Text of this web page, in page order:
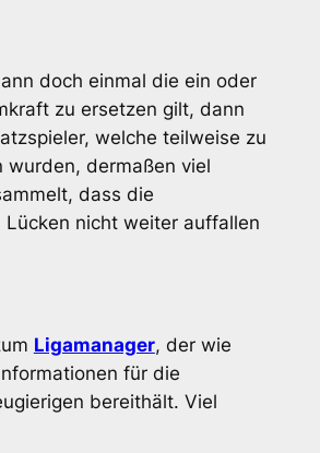
doch einmal die ein oder
zu ersetzen gilt, dann
welche teilweise zu
wurden, dermaßen viel
dass die
nicht weiter auffallen
Ligamanager, der wie
für die
bereithält. Viel